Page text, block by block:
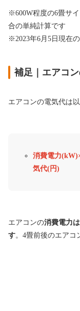
※600W程度の6畳サイ
合の単純計算です
※2023年6月5日現在の
補足｜エアコ
エアコンの電気代は
消費電力
気代(円)
エアコンの消費電力
す。4畳前後のエアコ